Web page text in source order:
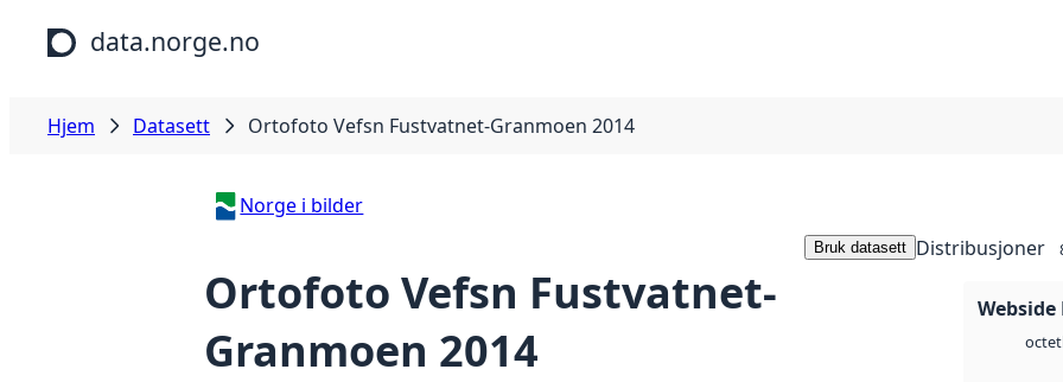
Hopp til hovedinnhold
data.norge.no
Hjem Datasett Ortofoto Vefsn Fustvatnet-Granmoen 2014
Norge i bilder
Ortofoto Vefsn Fustvatnet-
Granmoen 2014
Bruk datasett Distribusjoner
Webside
octet